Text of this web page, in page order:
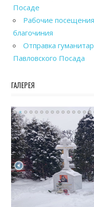
Посаде
Рабочие
благочиния
Отправка
Павловского Посада
ГАЛЕРЕЯ